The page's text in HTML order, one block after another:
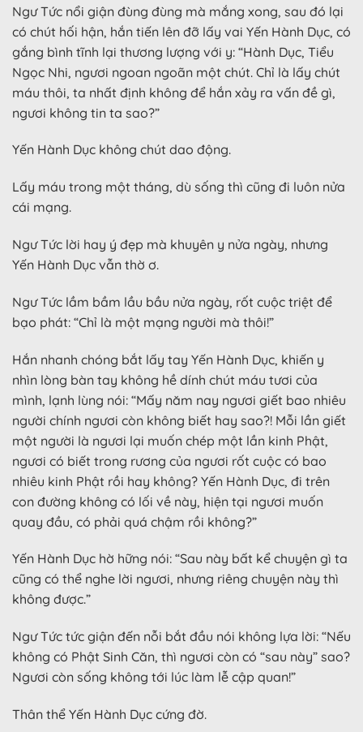
Ngư Tức nổi giận đùng đùng mà mắng xong, sau đó lại
có chút hối hận, hắn tiến lên đỡ lấy vai Yến Hành Dục, có
gắng bình tĩnh lại thương lượng với y: “Hành Dục, Tiểu
Ngọc Nhi, ngươi ngoan ngoãn một chút. Chỉ là lấy chút
máu thôi, ta nhất định không để hắn xảy ra vấn đề gì,
ngươi không tin ta sao?”
Yến Hành Dục không chút dao động.
Lấy máu trong một tháng, dù sống thì cũng đi luôn nửa
cái mạng.
Ngư Tức lời hay ý đẹp mà khuyên y nửa ngày, nhưng
Yến Hành Dục vẫn thờ ơ.
Ngư Tức lầm bầm lầu bầu nửa ngày, rốt cuộc triệt để
bạo phát: “Chỉ là một mạng người mà thôi!”
Hắn nhanh chóng bắt lấy tay Yến Hành Dục, khiến y
nhìn lòng bàn tay không hề dính chút máu tươi của
mình, lạnh lùng nói: “Mấy năm nay ngươi giết bao nhiêu
người chính ngươi còn không biết hay sao?! Mỗi lần giết
một người là ngươi lại muốn chép một lần kinh Phật,
ngươi có biết trong rương của ngươi rốt cuộc có bao
nhiêu kinh Phật rồi hay không? Yến Hành Dục, đi trên
con đường không có lối về này, hiện tại ngươi muốn
quay đầu, có phải quá chậm rồi không?”
Yến Hành Dục hờ hững nói: “Sau này bất kể chuyện gì ta
cũng có thể nghe lời ngươi, nhưng riêng chuyện này thì
không được.”
Ngư Tức tức giận đến nỗi bắt đầu nói không lựa lời: “Nếu
không có Phật Sinh Căn, thì ngươi còn có “sau này” sao?
Ngươi còn sống không tới lúc làm lễ cập quan!”
Thân thể Yến Hành Dục cứng đờ.